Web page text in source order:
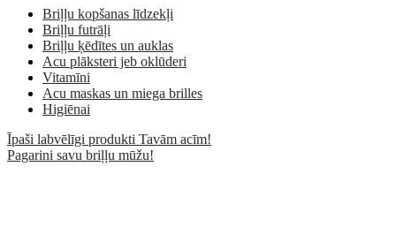
Briļļu kopšanas līdzekļi
Briļļu futrāļi
Briļļu ķēdītes un auklas
Acu plāksteri jeb oklūderi
Vitamīni
Acu maskas un miega brilles
Higiēnai
Īpaši labvēlīgi produkti Tavām acīm!
Pagarini savu briļļu mūžu!